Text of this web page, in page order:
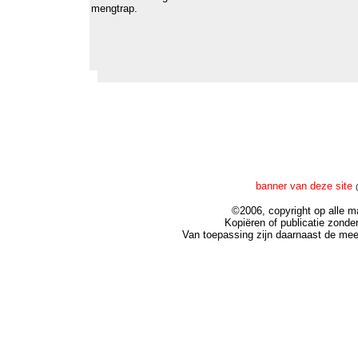
mengtrap.
banner van deze site
©2006, copyright op alle
Kopiëren of publicatie
Van toepassing zijn daarnaast de